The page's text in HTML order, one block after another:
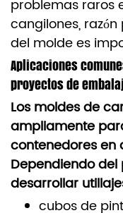
problemas raros
cangilones,
del molde es
Aplicaciones
proyectos de
Los moldes de
ampliamente
contenedores en
Dependiendo del
desarrollar
cubos de